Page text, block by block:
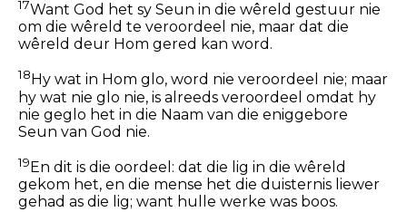
17Want God het sy Seun in die wêreld gestuur nie
om die wêreld te veroordeel nie, maar dat die
wêreld deur Hom gered kan word.
18 Hy wat in Hom glo, word nie veroordeel nie; maar
hy wat nie glo nie, is alreeds veroordeel omdat hy
nie geglo het in die Naam van die eniggebore
Seun van God nie.
19En dit is die oordeel: dat die lig in die wêreld
gekom het, en die mense het die duisternis liewer
gehad as die lig; want hulle werke was boos.